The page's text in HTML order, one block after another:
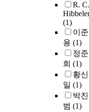
R. C.
(1)
이준
용 (1)
정준
희 (1)
황신
일 (1)
박진
범 (1)